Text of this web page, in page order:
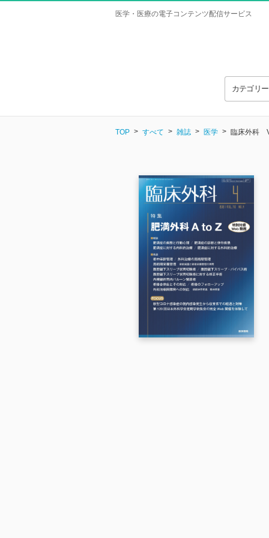
医学・医療の電子コンテンツ配信サービス
カテゴリ
TOP すべて 雑誌 医学 臨床外科